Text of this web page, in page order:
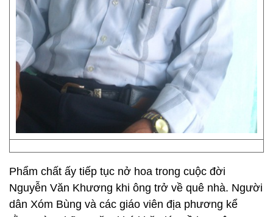
Phẩm chất ấy tiếp tục nở hoa trong cuộc đời
Nguyễn Văn Khương khi ông trở về quê nhà. Người
dân Xóm Bùng và các giáo viên địa phương kể